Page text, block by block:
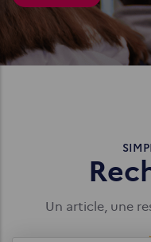
Un article, une